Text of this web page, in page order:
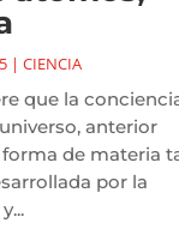
| CIENCIA
que la
anterior
de materia
por la